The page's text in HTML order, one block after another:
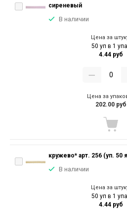
сиреневый
В наличии
Цена за
50 уп в 1
4.44 руб
Цена за
202.00 руб
кружево* арт. 256 (уп.
В наличии
Цена за
50 уп в 1
4.44 руб